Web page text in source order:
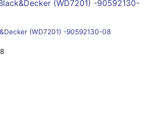
(WD7201) -90592130-08